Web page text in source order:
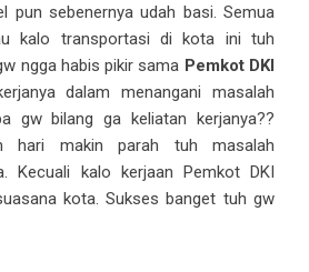
pun sebenernya udah basi. Semua
kalo transportasi di kota ini tuh
ngga habis pikir sama Pemkot DKI
dalam menangani masalah
gw bilang ga keliatan kerjanya??
hari makin parah tuh masalah
Kecuali kalo kerjaan Pemkot DKI
kota. Sukses banget tuh gw